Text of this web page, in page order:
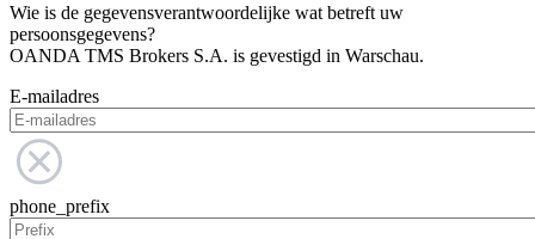
Wie is de gegevensverantwoordelijke wat betreft uw
persoonsgegevens?
OANDA TMS Brokers S.A. is gevestigd in Warschau.
E-mailadres
phone_prefix